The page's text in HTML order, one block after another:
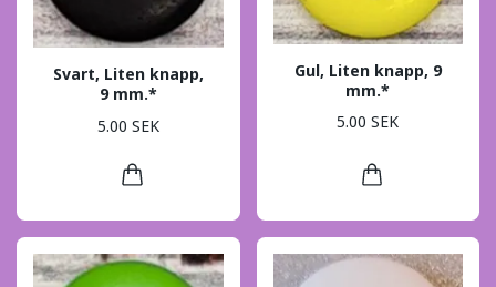
Svart, Liten knapp,
9 mm.*
5.00 SEK
Gul, Liten knapp, 9
mm.*
5.00 SEK